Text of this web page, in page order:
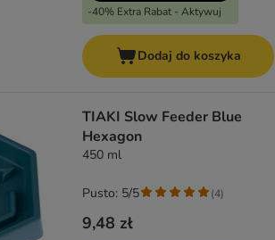
-40% Extra Rabat - Aktywuj
Dodaj do koszyka
TIAKI Slow Feeder Blue
Hexagon
450 ml
9,48 zł
Pusto: 5/5 (4)